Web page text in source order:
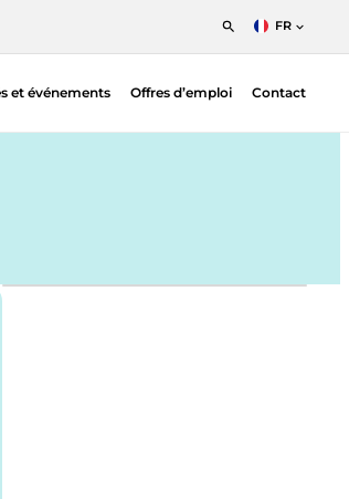
FR
English
Nederlands
qualité des films Gafchromic
et événements Offres d’emploi Contact